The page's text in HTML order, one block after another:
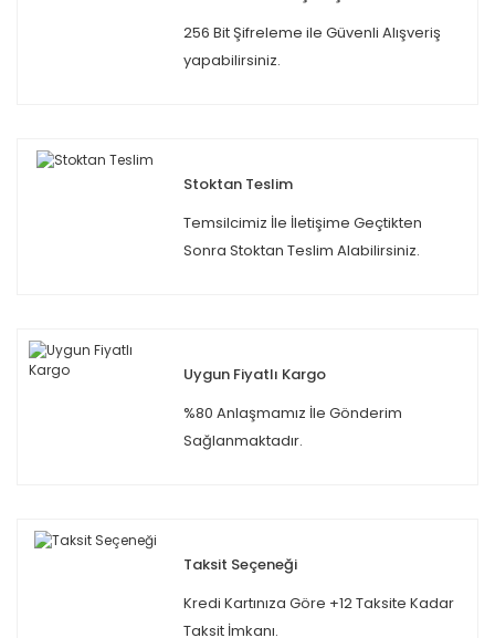
256 Bit Şifreleme ile Güvenli Alışveriş
yapabilirsiniz.
Stoktan Teslim
Temsilcimiz İle İletişime Geçtikten
Sonra Stoktan Teslim Alabilirsiniz.
Uygun Fiyatlı Kargo
%80 Anlaşmamız İle Gönderim
Sağlanmaktadır.
Taksit Seçeneği
Kredi Kartınıza Göre +12 Taksite Kadar
Taksit İmkanı.